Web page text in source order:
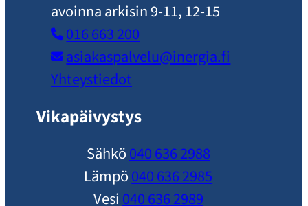
avoinna arkisin 9-11, 12-15
016 663 200
asiakaspalvelu​@inergia.fi
Yhteystiedot
Vikapäivystys
Sähkö040 636 2988
Lämpö040 636 2985
Vesi 040 636 2989